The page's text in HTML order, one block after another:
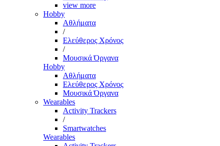
view more
Hobby
Αθλήματα
/
Ελεύθερος Χρόνος
/
Μουσικά Όργανα
Hobby
Αθλήματα
Ελεύθερος Χρόνος
Μουσικά Όργανα
Wearables
Activity Trackers
/
Smartwatches
Wearables